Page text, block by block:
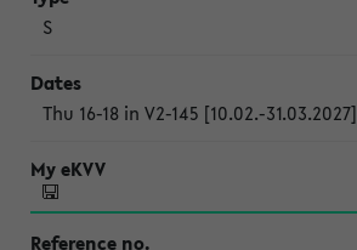
S
Thu 16-18 in V2-145 [10.02.-31.03.2027]